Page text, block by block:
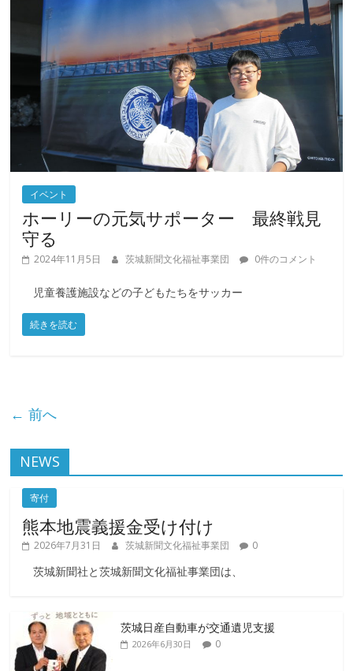
イベント
ホーリーの元気サポーター 最終戦見
守る
2024年11月5日 茨城新聞文化福祉事業団 0件のコメント
児童養護施設などの子どもたちをサッカー
続きを読む
← 前へ
NEWS
寄付
熊本地震義援金受け付け
2026年7月31日 茨城新聞文化福祉事業団 0
茨城新聞社と茨城新聞文化福祉事業団は、
茨城日産自動車が交通遺児支援
2026年6月30日 0